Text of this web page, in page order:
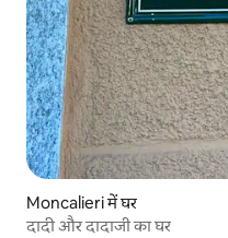
Moncalieri में घर
दादी और दादाजी का घर